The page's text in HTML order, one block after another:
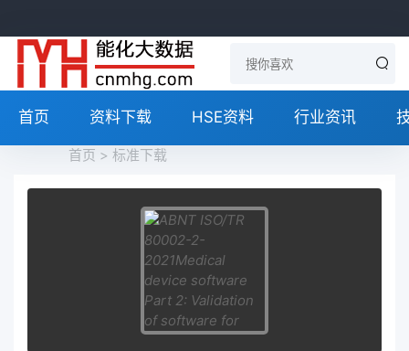
首页 资料下载 HSE资料 行业资讯
首页 > 标准下载